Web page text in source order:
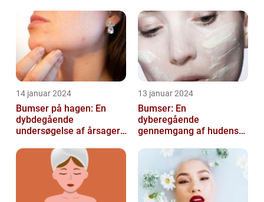
14 januar 2024
Bumser på hagen: En
dybdegående
undersøgelse af årsager,
forebyggelse
13 januar 2024
Bumser: En
dyberegående
gennemgang af hudens